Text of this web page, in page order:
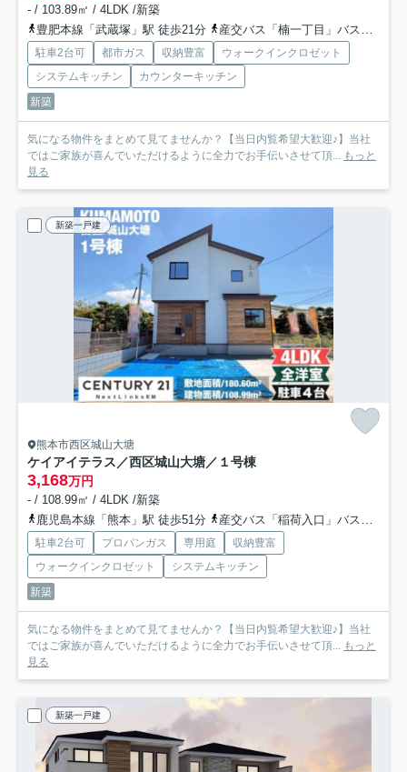
- / 103.89㎡ / 4LDK /新築
豊肥本線「武蔵塚」駅 徒歩21分
産交バス「楠一丁目」バス停下車 徒歩1分
駐車2台可 都市ガス 収納豊富
ウォークインクロゼット
システムキッチン
カウンターキッチン
新築
気になる物件をまとめて見てませんか？【当日内覧希望大歓迎♪】当社
ではご家族が喜んでいただけるように全力でお手伝いさせて頂...
もっと
見る
新築一戸建
熊本市西区城山大塘
ケイアイテラス／西区城山大塘／１号棟
3,168万円
- / 108.99㎡ / 4LDK /新築
鹿児島本線「熊本」駅 徒歩51分
産交バス「稲荷入口」バス停下車 徒歩4分
駐車2台可 プロパンガス 専用庭
収納豊富
ウォークインクロゼット
システムキッチン
新築
気になる物件をまとめて見てませんか？【当日内覧希望大歓迎♪】当社
ではご家族が喜んでいただけるように全力でお手伝いさせて頂...
もっと
見る
新築一戸建